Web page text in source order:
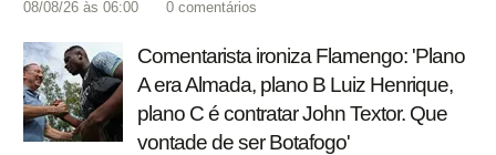
08/08/26 às 06:00 0 comentários
Comentarista ironiza Flamengo: 'Plano
A era Almada, plano B Luiz Henrique,
plano C é contratar John Textor. Que
vontade de ser Botafogo'